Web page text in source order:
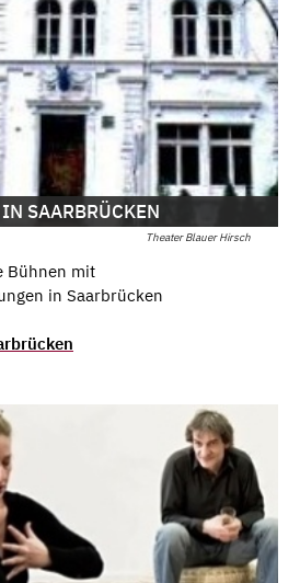
Theater Blauer Hirsch
SAARBRÜCKEN
Bühnen mit
in Saarbrücken